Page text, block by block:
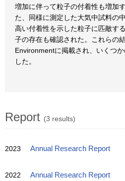
増加に伴って粒子の付着性も増加
た、同様に測定した大気中試料の
高い付着性を示した粒子に匹敵す
子の存在も確認された。これらの
Environmentに掲載され、いくつ
した。
Report (3 results)
2023 Annual Research Report
2022 Annual Research Report